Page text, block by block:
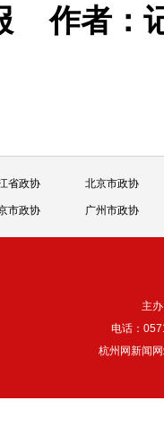
报作者：
省政协 北京市政协
市政协 广州市政协
主
电话：
杭州网新闻